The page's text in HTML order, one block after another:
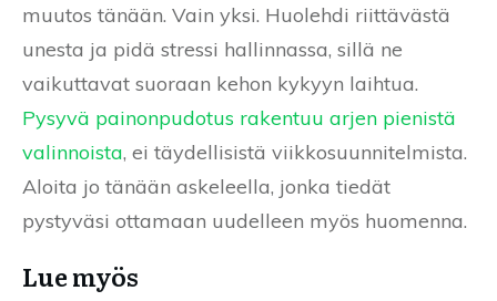
muutos tänään. Vain yksi. Huolehdi riittävästä
unesta ja pidä stressi hallinnassa, sillä ne
vaikuttavat suoraan kehon kykyyn laihtua.
Pysyvä painonpudotus rakentuu arjen pienistä
valinnoista, ei täydellisistä viikkosuunnitelmista.
Aloita jo tänään askeleella, jonka tiedät
pystyväsi ottamaan uudelleen myös huomenna.
Lue myös